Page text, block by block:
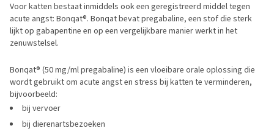
Voor katten bestaat inmiddels ook een geregistreerd middel tegen
acute angst: Bonqat®. Bonqat bevat pregabaline, een stof die sterk
lijkt op gabapentine en op een vergelijkbare manier werkt in het
zenuwstelsel.
Bonqat® (50 mg/ml pregabaline) is een vloeibare orale oplossing die
wordt gebruikt om acute angst en stress bij katten te verminderen,
bijvoorbeeld:
bij vervoer
bij dierenartsbezoeken